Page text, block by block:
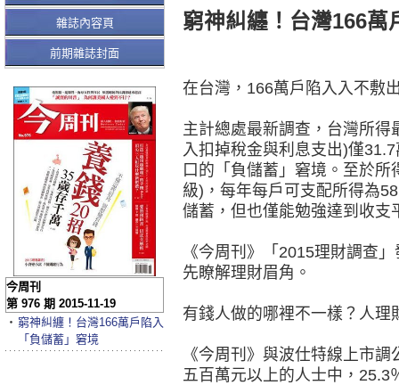
窮神糾纏！台灣166萬
在台灣，166萬戶陷入入不敷
主計總處最新調查，台灣所
入扣掉稅金與利息支出)僅
口的「負儲蓄」窘境。至於
級)，每年每戶可支配所得為
儲蓄，但也僅能勉強達到收支
《今周刊》「2015理財調查
先瞭解理財眉角。
有錢人做的哪裡不一樣？人理
《今周刊》與波仕特線上市
五百萬元以上的人士中，25.3
雜誌內容頁
前期雜誌封面
今周刊
第 976 期 2015-11-19
‧ 窮神糾纏！台灣166萬戶陷入
「負儲蓄」窘境